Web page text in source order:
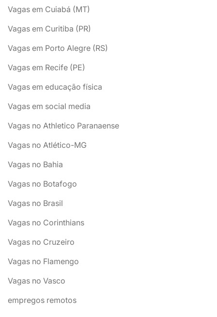
Vagas em Cuiabá (MT)
Vagas em Curitiba (PR)
Vagas em Porto Alegre (RS)
Vagas em Recife (PE)
Vagas em educação física
Vagas em social media
Vagas no Athletico Paranaense
Vagas no Atlético-MG
Vagas no Bahia
Vagas no Botafogo
Vagas no Brasil
Vagas no Corinthians
Vagas no Cruzeiro
Vagas no Flamengo
Vagas no Vasco
empregos remotos